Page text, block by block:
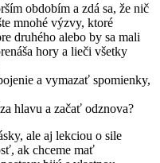
obdobím a zdá sa, že nič
mnohé výzvy, ktoré
druhého alebo by sa mali
hory a lieči všetky
a vymazať spomienky,
hlavu a začať odznova?
ale aj lekciou o sile
ak chceme mať